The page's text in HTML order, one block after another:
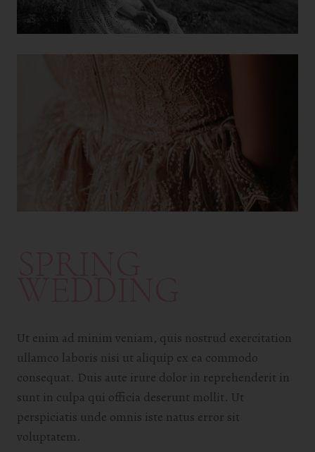
Ut enim ad minim veniam, quis nostrud exercitation
ullamco laboris nisi ut aliquip ex ea commodo
consequat. Duis aute irure dolor in reprehenderit in
sunt in culpa qui officia deserunt mollit. Ut
perspiciatis unde omnis iste natus error sit
voluptatem.